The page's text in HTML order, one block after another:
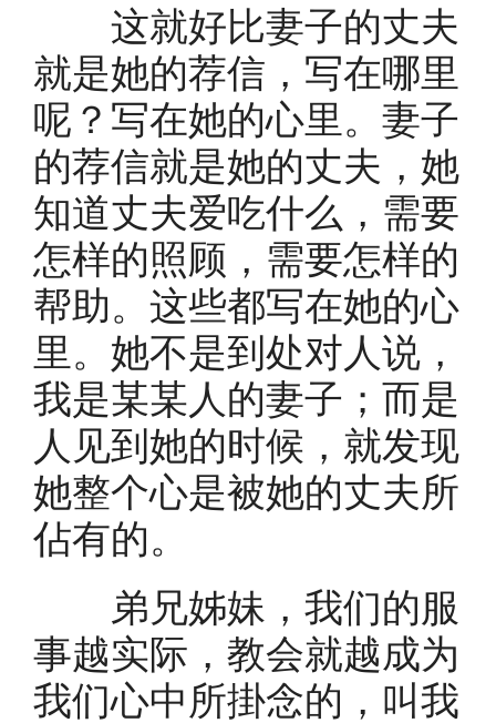
这就好比妻子的丈夫
就是她的荐信，写在哪里
呢？写在她的心里。妻子
的荐信就是她的丈夫，她
知道丈夫爱吃什么，需要
怎样的照顾，需要怎样的
帮助。这些都写在她的心
里。她不是到处对人说，
我是某某人的妻子；而是
人见到她的时候，就发现
她整个心是被她的丈夫所
佔有的。
弟兄姊妹，我们的服
事越实际，教会就越成为
我们心中所掛念的，叫我